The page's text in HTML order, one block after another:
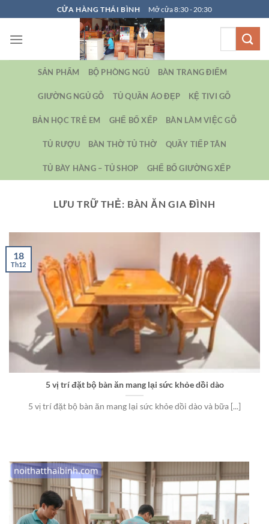
qua
nội
CỬA HÀNG THÁI BÌNH Mở cửa 8:30 - 20:30
SẢN PHẨM BỘ PHÒNG NGỦ BÀN TRANG ĐIỂM
GIƯỜNG NGỦ GỖ TỦ QUẦN ÁO ĐẸP KỆ TIVI GỖ
BẢN HỌC TRẺ EM GHẾ BỐ XẾP BÀN LÀM VIỆC GỖ
TỦ RƯỢU BÀN THỜ TỦ THỜ QUẦY TIẾP TÂN
TỦ BÀY HÀNG – TỦ SHOP GHẾ BỐ GIƯỜNG XẾP
LƯU TRỮ THẺ: BÀN ĂN GIA ĐÌNH
5 vị trí đặt bộ bàn ăn mang lại sức khỏe dồi dào
5 vị trí đặt bộ bàn ăn mang lại sức khỏe dồi dào và bữa [...]
18
Th12